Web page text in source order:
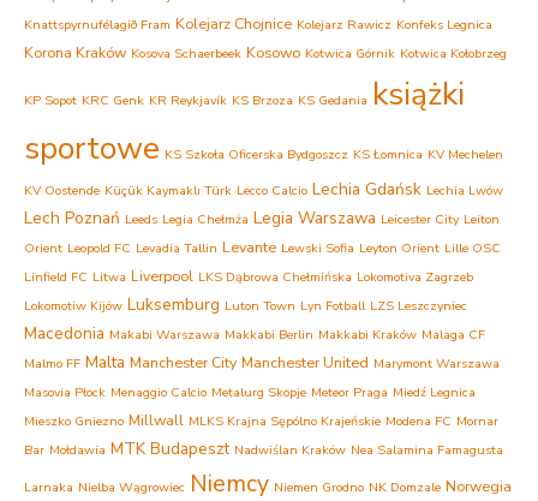
Knattspyrnufélagið Fram Kolejarz Chojnice Kolejarz Rawicz Konfeks Legnica
Korona Kraków Kosova Schaerbeek Kosowo Kotwica Górnik Kotwica Kołobrzeg
KP Sopot KRC Genk KR Reykjavík KS Brzoza KS Gedania książki
sportowe KS Szkoła Oficerska Bydgoszcz KS Łomnica KV Mechelen
KV Oostende Küçük Kaymaklı Türk Lecco Calcio Lechia Gdańsk Lechia Lwów
Lech Poznań Leeds Legia Chełmża Legia Warszawa Leicester City Leiton
Orient Leopold FC Levadia Tallin Levante Lewski Sofia Leyton Orient Lille OSC
Linfield FC Litwa Liverpool LKS Dąbrowa Chełmińska Lokomotiva Zagrzeb
Lokomotiw Kijów Luksemburg Luton Town Lyn Fotball LZS Leszczyniec
Macedonia Makabi Warszawa Makkabi Berlin Makkabi Kraków Malaga CF
Malmo FF Malta Manchester City Manchester United Marymont Warszawa
Masovia Płock Menaggio Calcio Metalurg Skopje Meteor Praga Miedź Legnica
Mieszko Gniezno Millwall MLKS Krajna Sępólno Krajeńskie Modena FC Mornar
Bar Mołdawia MTK Budapeszt Nadwiślan Kraków Nea Salamina Famagusta
Larnaka Nielba Wągrowiec Niemcy Niemen Grodno NK Domzale Norwegia